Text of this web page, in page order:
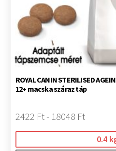
ROYAL CANIN STERILISED
12+ macska száraz táp
2422 Ft - 18048 Ft
0.4